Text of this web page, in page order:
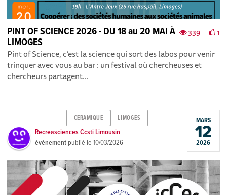
339 1
PINT OF SCIENCE 2026 - DU 18 au 20 MAI À
LIMOGES
Pint of Science, c’est la science qui sort des labos pour venir
trinquer avec vous au bar : un festival où chercheuses et
chercheurs partagent...
CERAMIQUE LIMOGES
Recreasciences Ccsti Limousin
événement publié le10/03/2026
MARS
12
2026